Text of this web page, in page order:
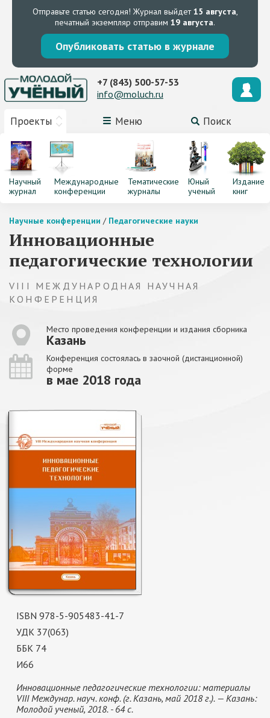
Отправьте статью сегодня! Журнал выйдет15 августа,
печатный экземпляр отправим 19 августа.
Опубликовать статью в журнале
Проекты Меню Поиск
+7 (843) 500-57-53
info@moluch.ru
Научный
журнал
Международные
конференции
Тематические
журналы
Юный
ученый
Издание
книг
Научные конференции / Педагогические науки
Инновационные
педагогические технологии
VIII МЕЖДУНАРОДНАЯ НАУЧНАЯ
КОНФЕРЕНЦИЯ
Место проведения конференции и издания сборника
Казань
Конференция состоялась в заочной (дистанционной)
форме
в мае 2018 года
ISBN 978-5-905483-41-7
УДК 37(063)
ББК 74
И66
Инновационные педагогические технологии: материалы
VIII Междунар. науч. конф. (г. Казань, май 2018 г.). — Казань:
Молодой ученый, 2018. - 64 с.